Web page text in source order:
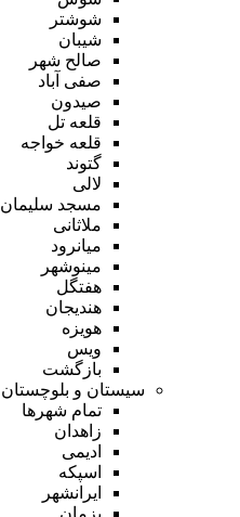
شوشتر
شیبان
صالح شهر
صفی آباد
صیدون
قلعه تل
قلعه خواجه
گتوند
لالی
مسجد سلیمان
ملاثانی
میانرود
مینوشهر
هفتگل
هندیجان
هویزه
ویس
بازگشت
سیستان و بلوچستان
تمام شهر‌ها
زاهدان
ادیمی
اسپکه
ایرانشهر
بزمان